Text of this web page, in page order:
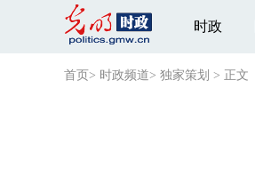
时政
首页 > 时政频道> 独家策划 > 正文